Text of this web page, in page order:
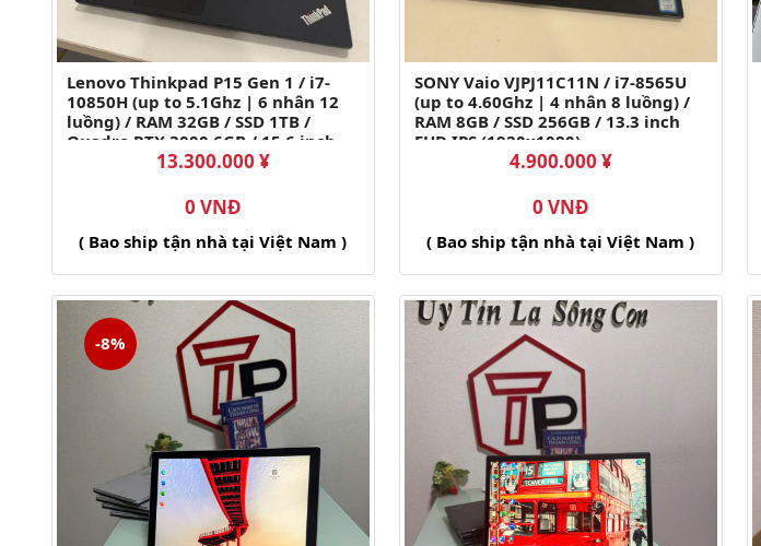
Lenovo Thinkpad P15 Gen 1 / i7-
10850H (up to 5.1Ghz | 6 nhân 12
luồng) / RAM 32GB / SSD 1TB /
Quadro RTX 3000 6GB / 15.6 inch
FHD IPS(1920x1080)
13.300.000 ¥
0 VNĐ
( Bao ship tận nhà tại Việt Nam )
SONY Vaio VJPJ11C11N / i7-8565U
(up to 4.60Ghz | 4 nhân 8 luồng) /
RAM 8GB / SSD 256GB / 13.3 inch
FHD IPS (1920x1080)
4.900.000 ¥
0 VNĐ
( Bao ship tận nhà tại Việt Nam )
-8%